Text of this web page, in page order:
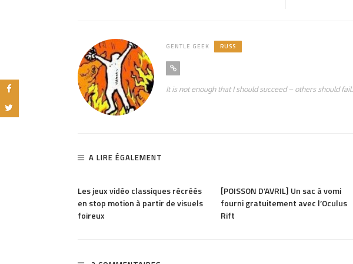
GENTLE GEEK RUSS
It is not enough that I should succeed – others should fail.
A LIRE ÉGALEMENT
Les jeux vidéo classiques récréés
en stop motion à partir de visuels
foireux
[POISSON D’AVRIL] Un sac à vomi
fourni gratuitement avec l’Oculus
Rift